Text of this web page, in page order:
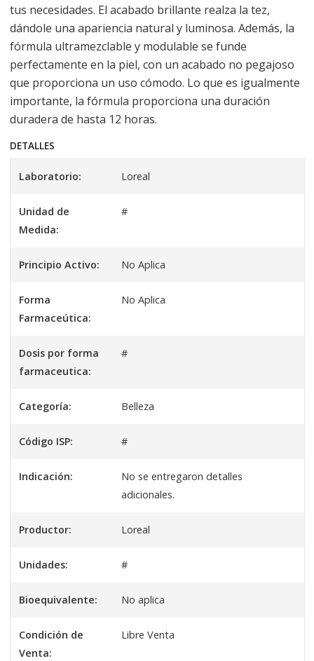
tus necesidades. El acabado brillante realza la tez,
dándole una apariencia natural y luminosa. Además, la
fórmula ultramezclable y modulable se funde
perfectamente en la piel, con un acabado no pegajoso
que proporciona un uso cómodo. Lo que es igualmente
importante, la fórmula proporciona una duración
duradera de hasta 12 horas.
DETALLES
Laboratorio: Loreal
Unidad de
Medida:
#
Principio Activo: No Aplica
Forma
Farmaceútica:
No Aplica
Dosis por forma
farmaceutica:
#
Categoría: Belleza
Código ISP: #
Indicación:
No se entregaron detalles
adicionales.
Productor: Loreal
Unidades: #
Bioequivalente: No aplica
Condición de
Venta:
Libre Venta